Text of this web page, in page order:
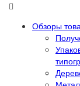
Обзоры